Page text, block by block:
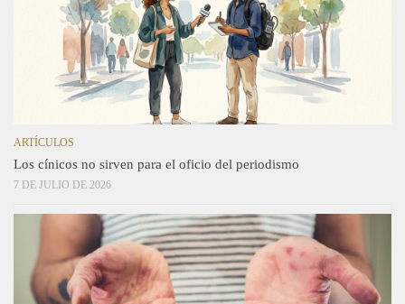
ARTÍCULOS
Los cínicos no sirven para el oficio del periodismo
7 DE JULIO DE 2026